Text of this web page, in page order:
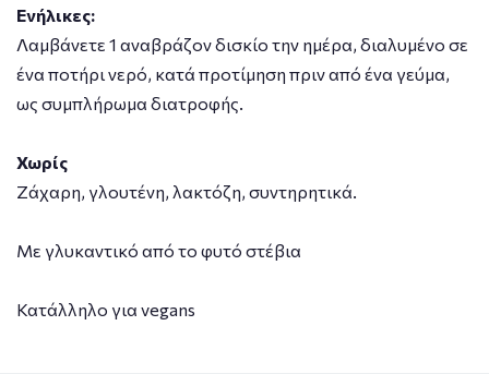
Ενήλικες:
Λαμβάνετε 1 αναβράζον δισκίo την ημέρα, διαλυμένο σε
ένα ποτήρι νερό, κατά προτίμηση πριν από ένα γεύμα,
ως συμπλήρωμα διατροφής.
Χωρίς
Ζάχαρη, γλουτένη, λακτόζη, συντηρητικά.
Με γλυκαντικό από το φυτό στέβια
Κατάλληλο για vegans